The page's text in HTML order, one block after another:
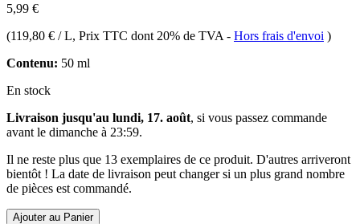
5,99 €
(119,80 € / L, Prix TTC dont 20% de TVA - Hors frais d'envoi )
Contenu: 50 ml
En stock
Livraison jusqu'au lundi, 17. août, si vous passez commande
avant le dimanche à 23:59.
Il ne reste plus que 13 exemplaires de ce produit. D'autres arriveront
bientôt ! La date de livraison peut changer si un plus grand nombre
de pièces est commandé.
Ajouter au Panier